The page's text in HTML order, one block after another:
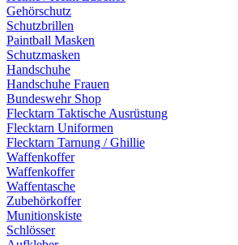
Gehörschutz
Schutzbrillen
Paintball Masken
Schutzmasken
Handschuhe
Handschuhe Frauen
Bundeswehr Shop
Flecktarn Taktische Ausrüstung
Flecktarn Uniformen
Flecktarn Tarnung / Ghillie
Waffenkoffer
Waffenkoffer
Waffentasche
Zubehörkoffer
Munitionskiste
Schlösser